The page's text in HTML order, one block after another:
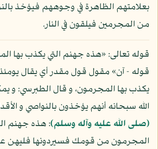
بعلامتهم الظاهرة في وجوههم فيؤخذ
من المجرمين فيلقون في النار.
قوله تعالى: «هذه جهنم التي يكذب بها
قوله - آن» مقول قول مقدر أي يقال
يكذب بها المجرمون، و قال الطبرسي: و
الله سبحانه أنهم يؤخذون بالنواصي و
(صلى الله عليه وآله وسلم): هذه جهنم
المجرمون من قومك فسيردونها فليهن